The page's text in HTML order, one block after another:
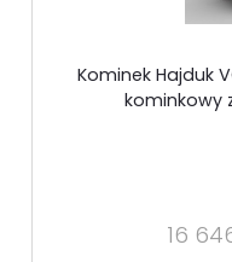
Kominek Hajduk
kominkowy
16